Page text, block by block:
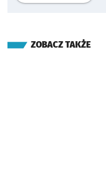
ZOBACZ TAKŻE